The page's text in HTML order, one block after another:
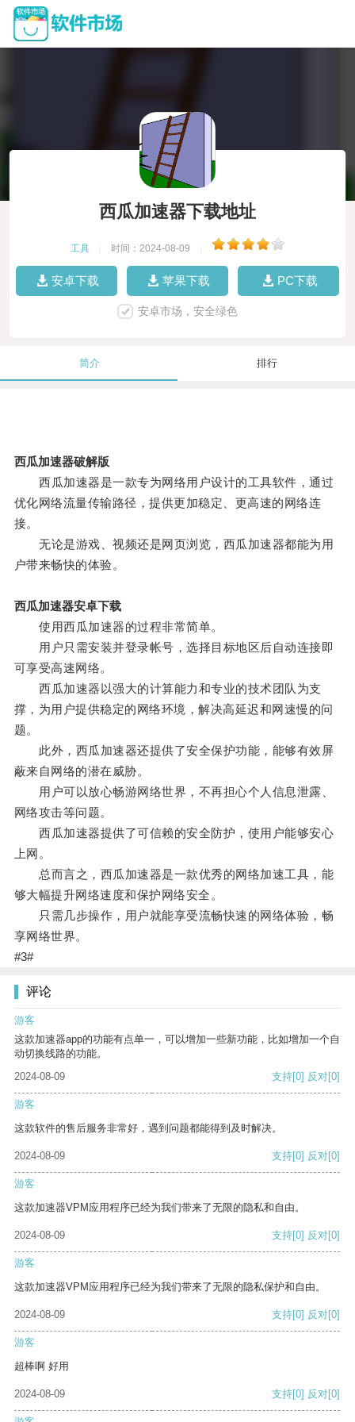
西瓜加速器下载地址
工具 时间：2024-08-09
安卓下载 苹果下载 PC下载
安卓市场，安全绿色
简介 排行
西瓜加速器破解版
西瓜加速器是一款专为网络用户设计的工具软件，通过
优化网络流量传输路径，提供更加稳定、更高速的网络连
接。
无论是游戏、视频还是网页浏览，西瓜加速器都能为用
户带来畅快的体验。
西瓜加速器安卓下载
使用西瓜加速器的过程非常简单。
用户只需安装并登录帐号，选择目标地区后自动连接即
可享受高速网络。
西瓜加速器以强大的计算能力和专业的技术团队为支
撑，为用户提供稳定的网络环境，解决高延迟和网速慢的问
题。
此外，西瓜加速器还提供了安全保护功能，能够有效屏
蔽来自网络的潜在威胁。
用户可以放心畅游网络世界，不再担心个人信息泄露、
网络攻击等问题。
西瓜加速器提供了可信赖的安全防护，使用户能够安心
上网。
总而言之，西瓜加速器是一款优秀的网络加速工具，能
够大幅提升网络速度和保护网络安全。
只需几步操作，用户就能享受流畅快速的网络体验，畅
享网络世界。
#3#
评论
游客
这款加速器app的功能有点单一，可以增加一些新功能，比如增加一个自
动切换线路的功能。
2024-08-09
支持[0] 反对[0]
游客
这款软件的售后服务非常好，遇到问题都能得到及时解决。
2024-08-09 支持[0] 反对[0]
游客
这款加速器VPM应用程序已经为我们带来了无限的隐私和自由。
2024-08-09 支持[0] 反对[0]
游客
这款加速器VPM应用程序已经为我们带来了无限的隐私保护和自由。
2024-08-09 支持[0] 反对[0]
游客
超棒啊 好用
2024-08-09 支持[0] 反对[0]